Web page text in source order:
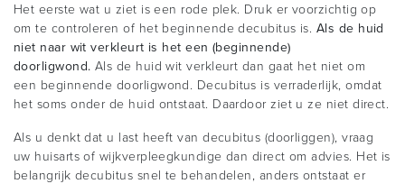
Het eerste wat u ziet is een rode plek. Druk er voorzichtig op
om te controleren of het beginnende decubitus is. Als de huid
niet naar wit verkleurt is het een (beginnende)
doorligwond. Als de huid wit verkleurt dan gaat het niet om
een beginnende doorligwond. Decubitus is verraderlijk, omdat
het soms onder de huid ontstaat. Daardoor ziet u ze niet direct.
Als u denkt dat u last heeft van decubitus (doorliggen), vraag
uw huisarts of wijkverpleegkundige dan direct om advies. Het is
belangrijk decubitus snel te behandelen, anders ontstaat er